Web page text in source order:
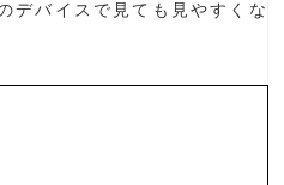
デバイスで見ても見やすくな